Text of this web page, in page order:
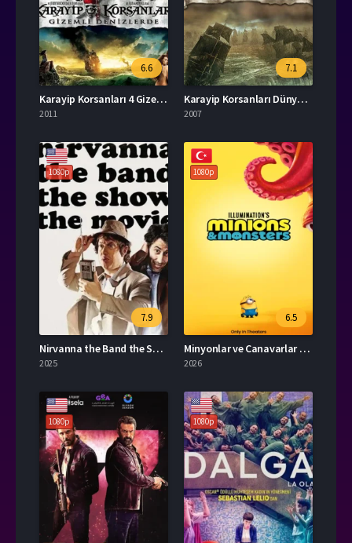
6.6
Karayip Korsanları 4 Gizemli Denizlerde​ İzle
2011
7.1
Karayip Korsanları Dünyanın Sonu İzle
2007
1080p
7.9
Nirvanna the Band the Show the Movie Türkçe Dublaj İzle
2025
1080p
6.5
Minyonlar ve Canavarlar Full HD İzle
2026
1080p 1080p